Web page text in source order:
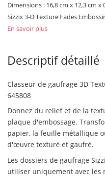
Dimensions : 16,8 cm x 12,3 cm x
Sizzix 3-D Texture Fades
En savoir plus
Descriptif détaillé
Classeur de gaufrage 3D
645808
Donnez du relief et de la
plaque d'embossage.
papier, la feuille métallique
d'œuvre texturé et gaufré.
Les dossiers de gaufrage
utiliser uniquement avec les